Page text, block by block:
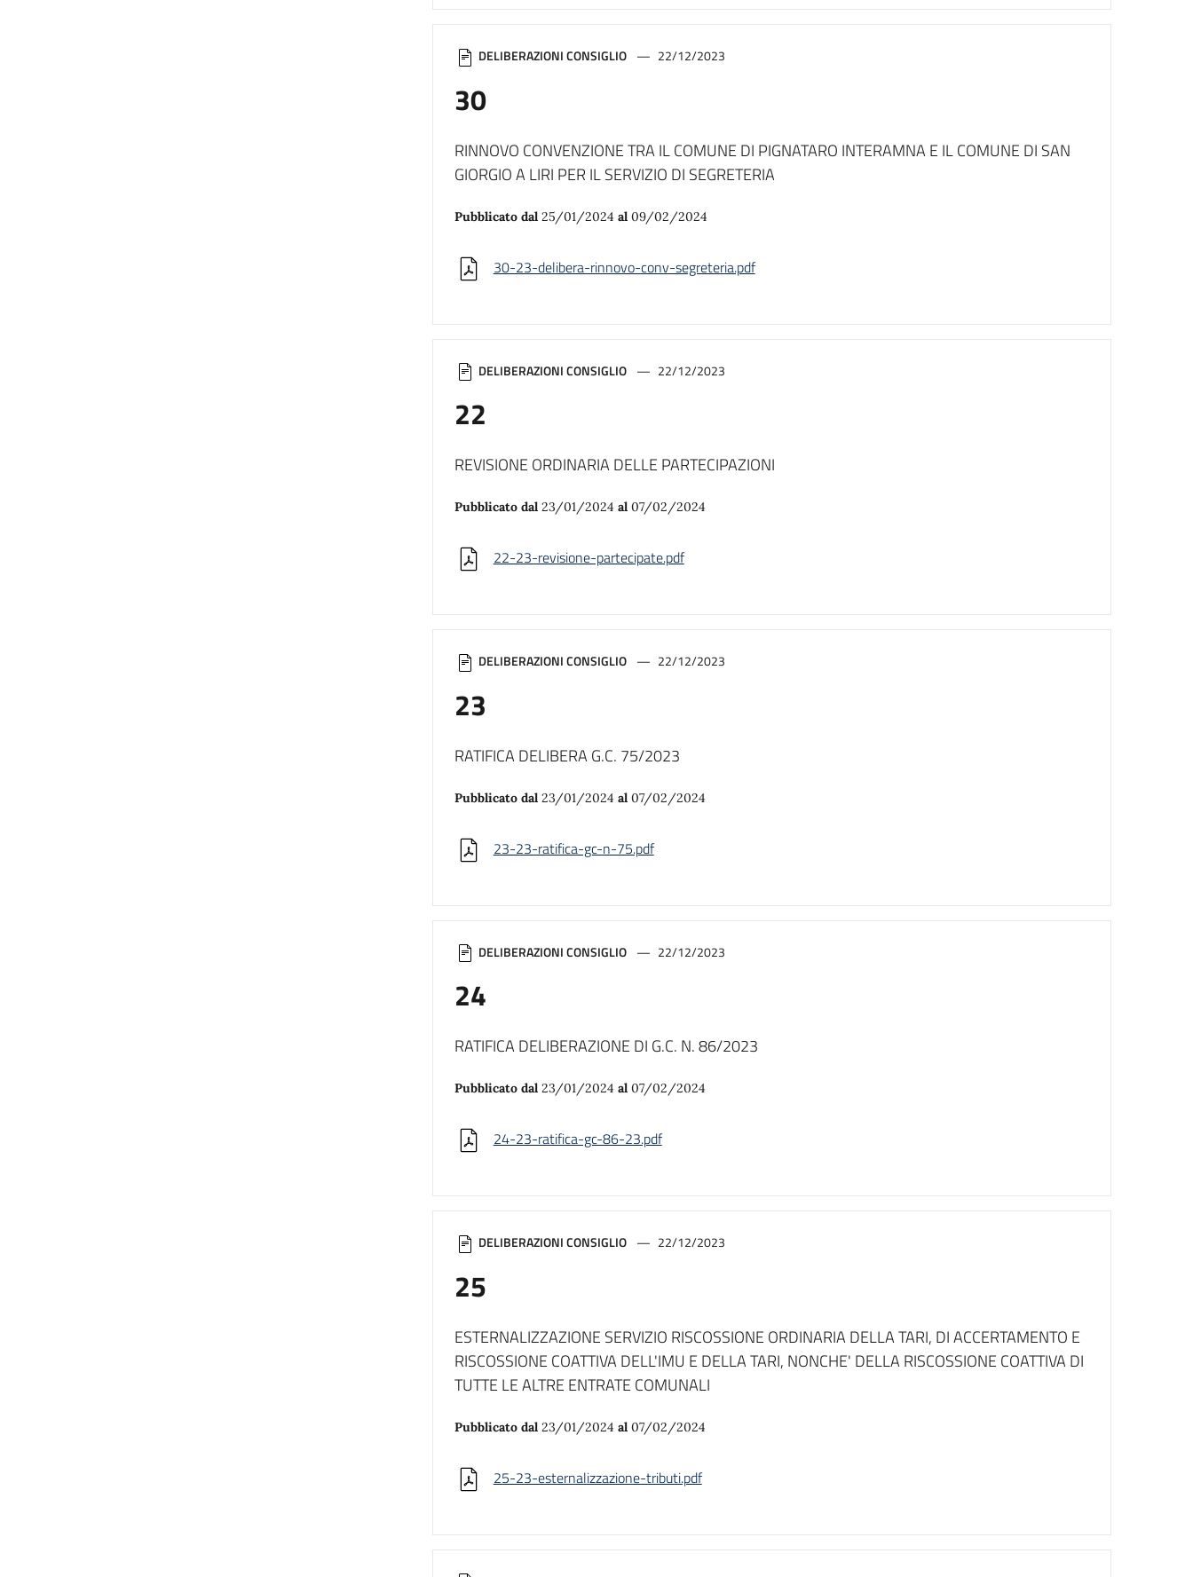
DELIBERAZIONI CONSIGLIO 22/12/2023
30
RINNOVO CONVENZIONE TRA IL COMUNE DI PIGNATARO INTERAMNA E IL COMUNE DI SAN
GIORGIO A LIRI PER IL SERVIZIO DI SEGRETERIA
Pubblicato dal 25/01/2024 al09/02/2024
30-23-delibera-rinnovo-conv-segreteria.pdf
DELIBERAZIONI CONSIGLIO 22/12/2023
22
REVISIONE ORDINARIA DELLE PARTECIPAZIONI
Pubblicato dal 23/01/2024 al07/02/2024
22-23-revisione-partecipate.pdf
DELIBERAZIONI CONSIGLIO 22/12/2023
23
RATIFICA DELIBERA G.C. 75/2023
Pubblicato dal 23/01/2024 al07/02/2024
23-23-ratifica-gc-n-75.pdf
DELIBERAZIONI CONSIGLIO 22/12/2023
24
RATIFICA DELIBERAZIONE DI G.C. N. 86/2023
Pubblicato dal 23/01/2024 al07/02/2024
24-23-ratifica-gc-86-23.pdf
DELIBERAZIONI CONSIGLIO 22/12/2023
25
ESTERNALIZZAZIONE SERVIZIO RISCOSSIONE ORDINARIA DELLA TARI, DI ACCERTAMENTO E
RISCOSSIONE COATTIVA DELL'IMU E DELLA TARI, NONCHE' DELLA RISCOSSIONE COATTIVA DI
TUTTE LE ALTRE ENTRATE COMUNALI
Pubblicato dal 23/01/2024 al07/02/2024
25-23-esternalizzazione-tributi.pdf